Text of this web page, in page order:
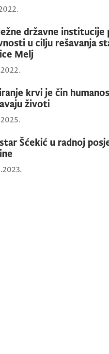
državne institucije
u cilju rešavanja
Melj
krvi je čin
životi
Šćekić u radnoj